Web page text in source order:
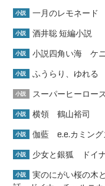
小説 一月のレモネー
小説 酒井聡 短編小説
小説 小説四角い海 ケ
小説 ふうらり、ゆれ
小説 スーパーヒーロー
小説 横領 鶴山裕司
小説 伽藍 e.e.カミング
小説 少女と銀狐 ドイ
小説
実のにがい桜の木